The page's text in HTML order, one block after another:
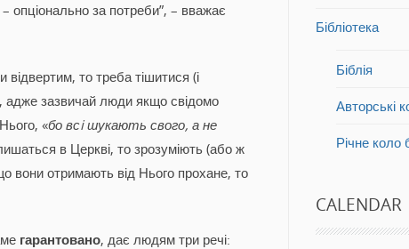
опціонально за потреби”, – вважає
то треба тішитися (і
зазвичай люди якщо свідомо
«бо всi шукають свого, а не
в Церкві, то зрозуміють (або ж
вони отримають від Нього прохане, то
гарантовано, дає людям три речі:
Бібліотека
Біблія
Авторські
Річне коло
CALENDAR